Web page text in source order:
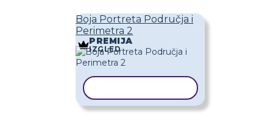
Boja Portreta Područja i
Perimetra 2
PREMIJA
IZGLED